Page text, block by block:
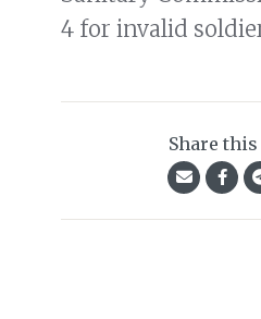
4 for invalid
Share